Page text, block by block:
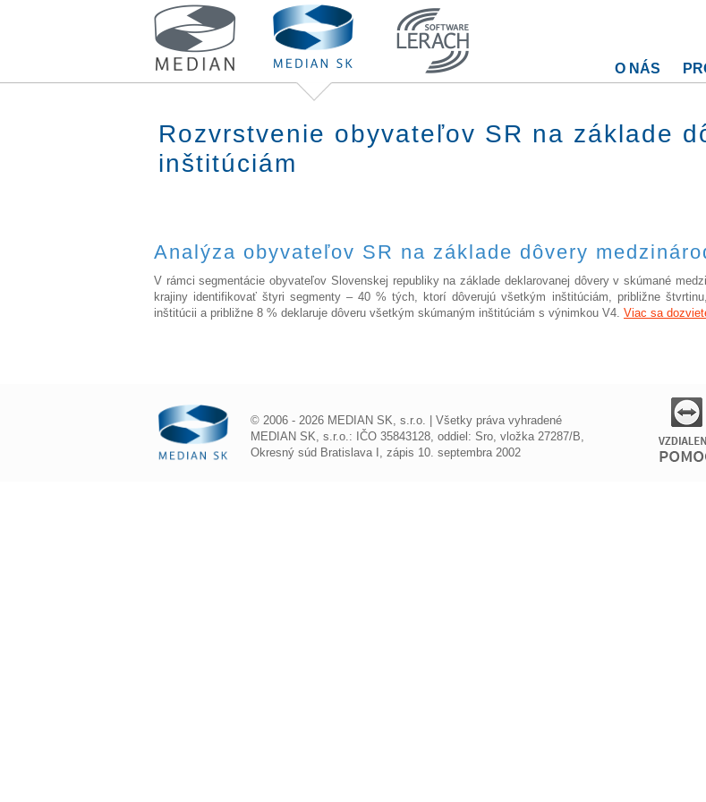
O NÁS
Rozvrstvenie obyvateľov SR na základe
inštitúciám
Analýza obyvateľov SR na základe dôvery
V rámci segmentácie obyvateľov Slovenskej republiky na základe deklarovanej dôvery v skúmané
krajiny identifikovať štyri segmenty – 40 % tých, ktorí dôverujú všetkým inštitúciám, približne
inštitúcii a približne 8 % deklaruje dôveru všetkým skúmaným inštitúciám s výnimkou V4. Viac sa
© 2006 - 2026 MEDIAN SK, s.r.o. | Všetky práva vyhradené
MEDIAN SK, s.r.o.: IČO 35843128, oddiel: Sro, vložka 27287/B,
Okresný súd Bratislava I, zápis 10. septembra 2002